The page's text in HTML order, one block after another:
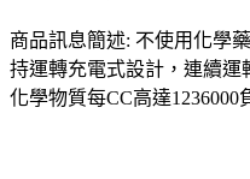
商品訊息簡述: 不使用化學
持運轉充電式設計，連續運
化學物質每CC高達1236000